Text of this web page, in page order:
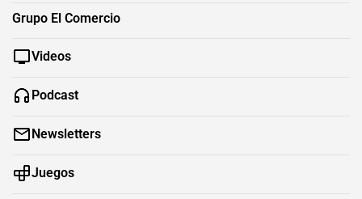
Grupo El Comercio
Videos
Podcast
Newsletters
Juegos